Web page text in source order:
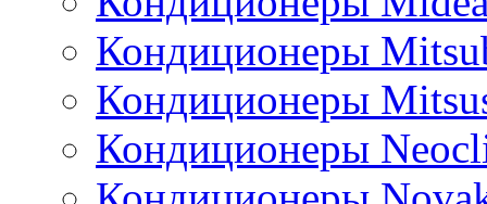
Кондиционеры
Кондиционеры
Кондиционеры